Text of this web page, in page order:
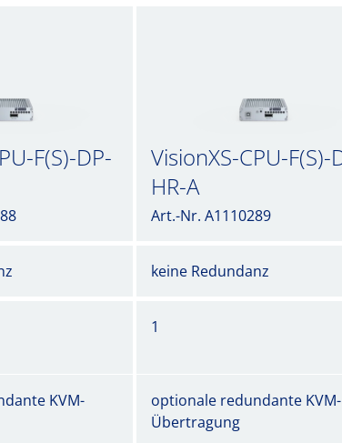
F(S)-DP-
VisionXS-CPU-F(S)-
HR-A
Art.-Nr. A1110289
keine Redundanz
1
KVM-
optionale redundante KVM-
Übertragung